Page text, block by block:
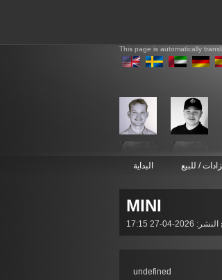
This page is automatically
البداية / للبيع
MINI
2026-04-27 17:15
undefined